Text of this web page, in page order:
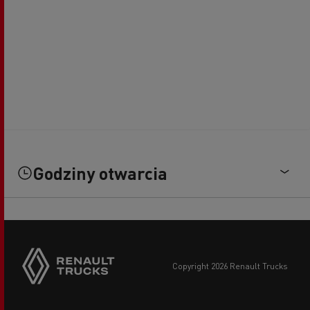
Godziny otwarcia
copyright 2026 Renault Trucks